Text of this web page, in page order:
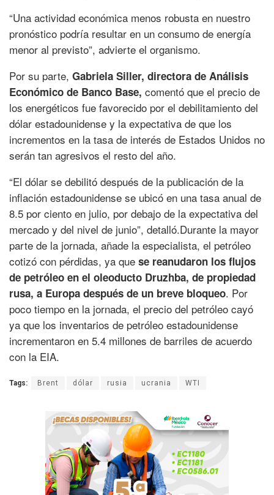
“Una actividad económica menos robusta en nuestro
pronóstico podría resultar en un consumo de energía
menor al previsto”, advierte el organismo.
Por su parte, Gabriela Siller, directora de Análisis
Económico de Banco Base, comentó que el precio de
los energéticos fue favorecido por el debilitamiento del
dólar estadounidense y la expectativa de que los
incrementos en la tasa de interés de Estados Unidos no
serán tan agresivos el resto del año.
“El dólar se debilitó después de la publicación de la
inflación estadounidense se ubicó en una tasa anual de
8.5 por ciento en julio, por debajo de la expectativa del
mercado y del nivel de junio”, detalló.Durante la mayor
parte de la jornada, añade la especialista, el petróleo
cotizó con pérdidas, ya que se reanudaron los flujos
de petróleo en el oleoducto Druzhba, de propiedad
rusa, a Europa después de un breve bloqueo. Por
poco tiempo en la jornada, el precio del petróleo cayó
ya que los inventarios de petróleo estadounidense
incrementaron en 5.4 millones de barriles de acuerdo
con la EIA.
Tags: Brent dólar rusia ucrania WTI